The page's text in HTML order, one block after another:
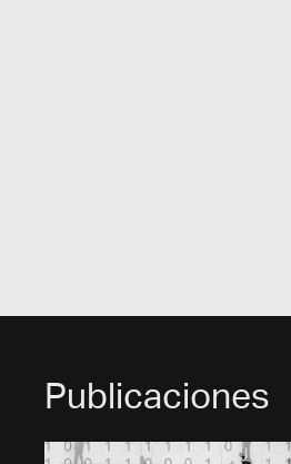
Publicaciones